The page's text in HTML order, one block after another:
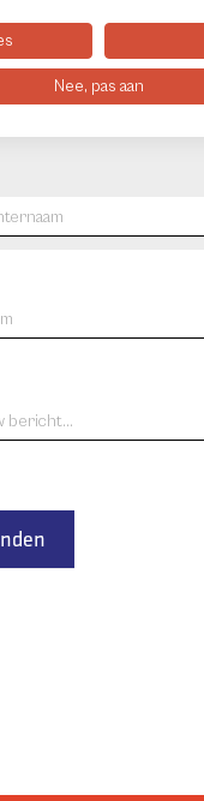
Nee, pas aan